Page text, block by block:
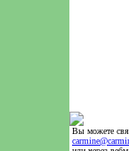
Вы можете